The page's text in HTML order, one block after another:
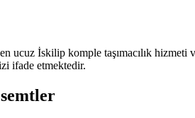
ucuz İskilip komple taşımacılık
ifade etmektedir.
semtler